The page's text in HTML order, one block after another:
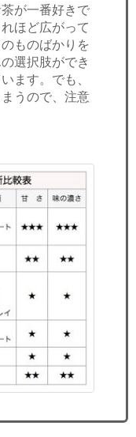
が一番好きで
ほど広がって
ものばかりを
選択肢ができ
ます。でも、
うので、注意